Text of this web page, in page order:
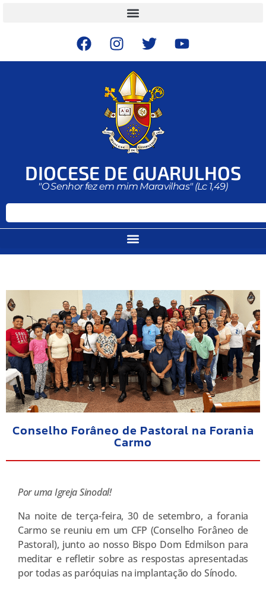
DIOCESE DE GUARULHOS
"O Senhor fez em mim Maravilhas" (Lc 1,49)
Conselho Forâneo de Pastoral na Forania
Carmo
Por uma Igreja Sinodal!
Na noite de terça-feira, 30 de setembro, a forania
Carmo se reuniu em um CFP (Conselho Forâneo de
Pastoral), junto ao nosso Bispo Dom Edmilson para
meditar e refletir sobre as respostas apresentadas
por todas as paróquias na implantação do Sínodo.